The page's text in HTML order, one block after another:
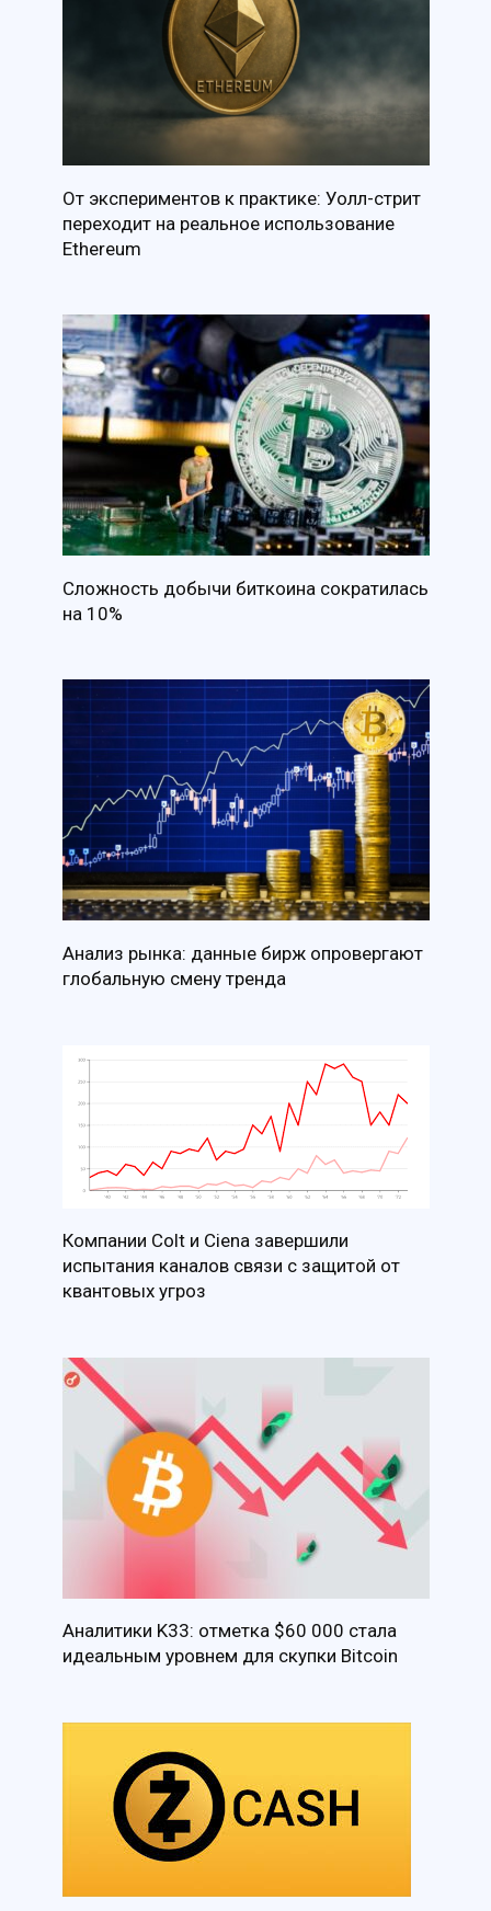
От экспериментов к практике: Уолл-стрит
переходит на реальное использование
Ethereum
Сложность добычи биткоина сократилась
на 10%
Анализ рынка: данные бирж опровергают
глобальную смену тренда
Компании Colt и Ciena завершили
испытания каналов связи с защитой от
квантовых угроз
Аналитики K33: отметка $60 000 стала
идеальным уровнем для скупки Bitcoin